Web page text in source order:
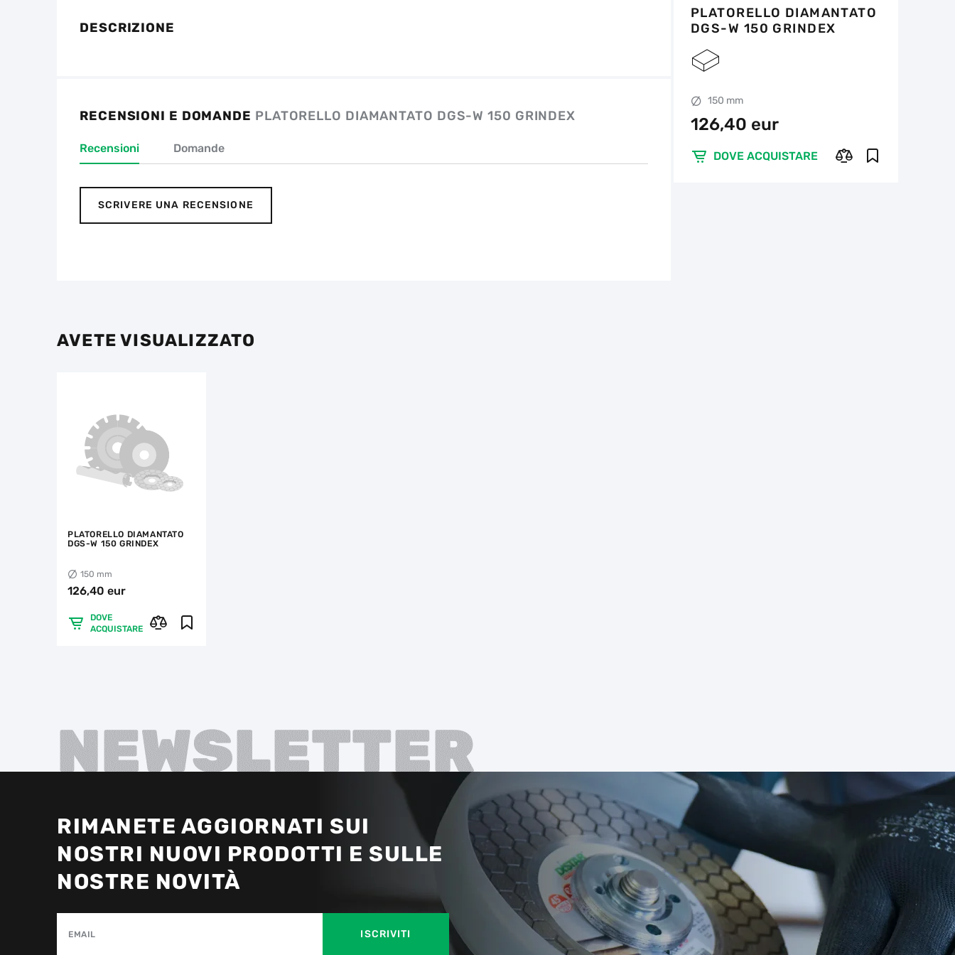
DESCRIZIONE
RECENSIONI E DOMANDE PLATORELLO DIAMANTATO DGS-W 150 GRINDEX
Recensioni Domande
SCRIVERE UNA RECENSIONE
PLATORELLO DIAMANTATO
DGS-W 150 GRINDEX
150 mm
126,40 eur
DOVE ACQUISTARE
AVETE VISUALIZZATO
PLATORELLO DIAMANTATO
DGS-W 150 GRINDEX
150 mm
126,40 eur
DOVE
ACQUISTARE
NEWSLETTER
RIMANETE AGGIORNATI SUI
NOSTRI NUOVI PRODOTTI E SULLE
NOSTRE NOVITÀ
EMAIL ISCRIVITI